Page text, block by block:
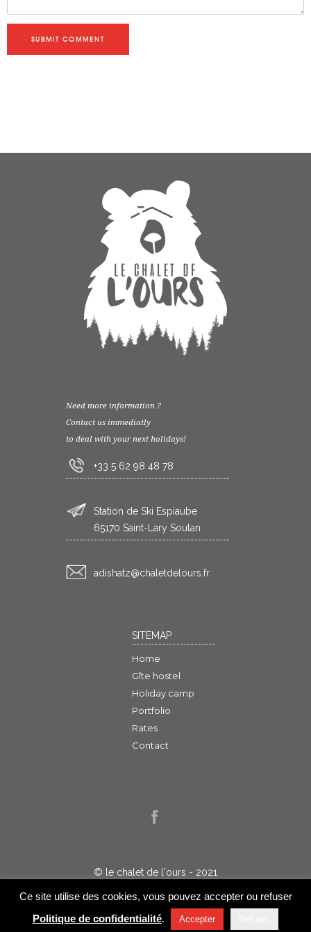
SUBMIT COMMENT
Need more information ?
Contact us immediatly
to deal with your next holidays!
+33 5 62 98 48 78
Station de Ski Espiaube
65170 Saint-Lary Soulan
rf.sruoledtelahc@ztahsida
SITEMAP
Home
Gîte hostel
Holiday camp
Portfolio
Rates
Contact
© le chalet de l'ours - 2021
Réalisation : Jelakart
Ce site utilise des cookies, vous pouvez accepter ou refuser
Politique de confidentialité. Accepter